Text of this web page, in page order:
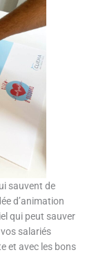
sauvent de
d’animation
qui peut sauver
salariés
et avec les bons